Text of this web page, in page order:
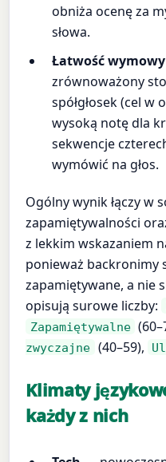
obniża ocenę za
słowa.
Łatwość wymowy
zrównoważony
spółgłosek (cel w
wysoką notę dla
sekwencje
wymówić na głos.
Ogólny wynik łączy w
zapamiętywalności
z lekkim wskazaniem
ponieważ backronimy
zapamiętywane, a nie
opisują surowe liczby:
Zapamiętywalne
zwyczajne (40–59),
Klimaty
każdy z nich